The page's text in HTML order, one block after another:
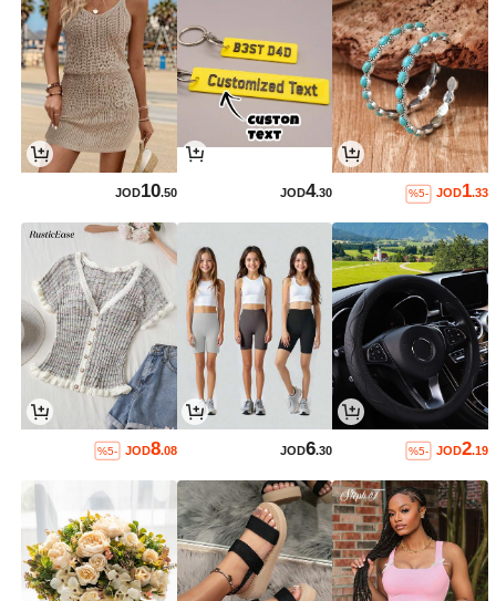
JOD1.33
%5-
JOD4.30
JOD10.50
JOD2.19
%5-
JOD6.30
JOD8.08
%5-